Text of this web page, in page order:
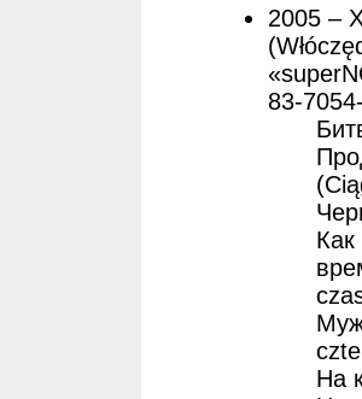
2005 –
83-
Как
На